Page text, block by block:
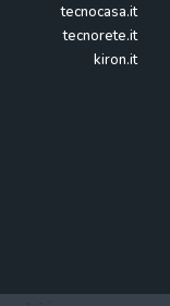
tecnocasa.it
tecnorete.it
kiron.it